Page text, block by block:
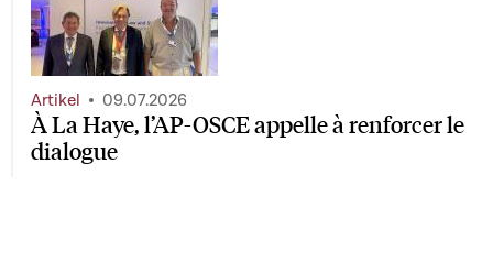
À La Haye, l’AP-OSCE appelle à renforcer le
dialogue
Artikel 09.07.2026